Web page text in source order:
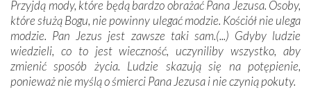
Przyjdą mody, które będą bardzo obrażać Pana Jezusa. Osoby,
które służą Bogu, nie powinny ulegać modzie. Kościół nie ulega
modzie. Pan Jezus jest zawsze taki sam.(...) Gdyby ludzie
wiedzieli, co to jest wieczność, uczyniliby wszystko, aby
zmienić sposób życia. Ludzie skazują się na potępienie,
ponieważ nie myślą o śmierci Pana Jezusa i nie czynią pokuty.